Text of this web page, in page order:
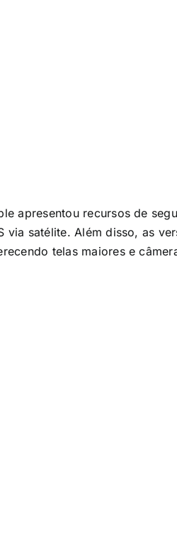
apresentou recursos de
via satélite. Além disso, as
telas maiores e